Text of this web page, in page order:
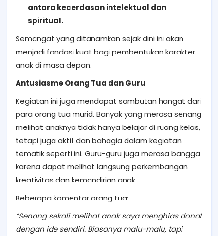
antara kecerdasan intelektual dan
spiritual.
Semangat yang ditanamkan sejak dini ini akan
menjadi fondasi kuat bagi pembentukan karakter
anak di masa depan.
Antusiasme Orang Tua dan Guru
Kegiatan ini juga mendapat sambutan hangat dari
para orang tua murid. Banyak yang merasa senang
melihat anaknya tidak hanya belajar di ruang kelas,
tetapi juga aktif dan bahagia dalam kegiatan
tematik seperti ini. Guru-guru juga merasa bangga
karena dapat melihat langsung perkembangan
kreativitas dan kemandirian anak.
Beberapa komentar orang tua:
“Senang sekali melihat anak saya menghias donat
dengan ide sendiri. Biasanya malu-malu, tapi